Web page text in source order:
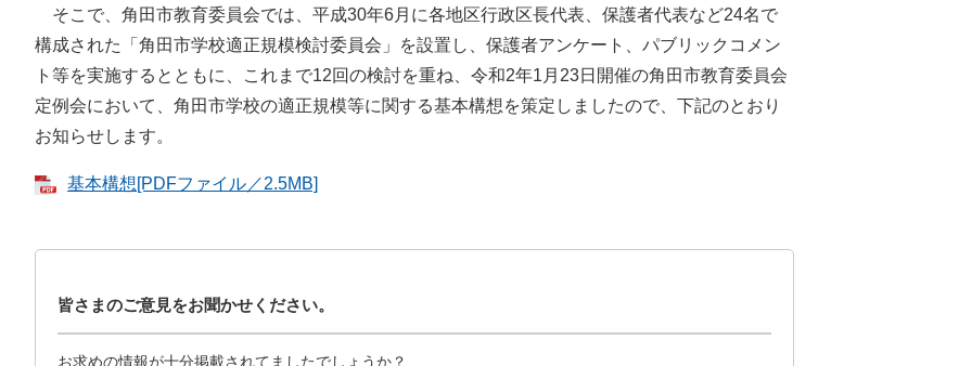
そこで、角田市教育委員会では、平成30年6月に各地区行政区長代表、保護者代表など24名で
構成された「角田市学校適正規模検討委員会」を設置し、保護者アンケート、パブリックコメン
ト等を実施するとともに、これまで12回の検討を重ね、令和2年1月23日開催の角田市教育委員会
定例会において、角田市学校の適正規模等に関する基本構想を策定しましたので、下記のとおり
お知らせします。
基本構想[PDFファイル／2.5MB]
皆さまのご意見をお聞かせください。
お求めの情報が十分掲載されてましたでしょうか？